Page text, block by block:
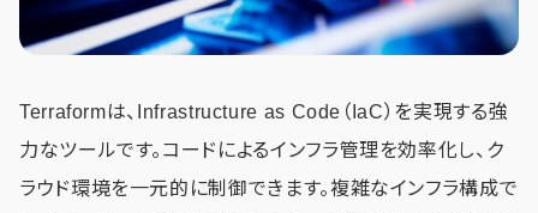
Terraformは、Infrastructure as Code（IaC）を実現する強
力なツールです。コードによるインフラ管理を効率化し、ク
ラウド環境を一元的に制御できます。複雑なインフラ構成で